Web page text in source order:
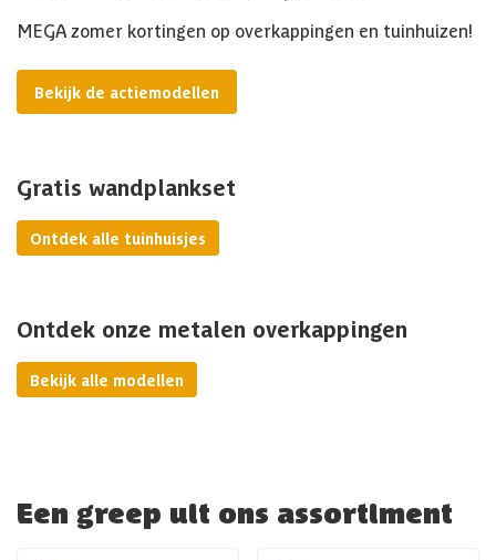
MEGA zomer kortingen op overkappingen en tuinhuizen!
Bekijk de actiemodellen
Gratis wandplankset
Ontdek alle tuinhuisjes
Ontdek onze metalen overkappingen
Bekijk alle modellen
Een greep uit ons assortiment